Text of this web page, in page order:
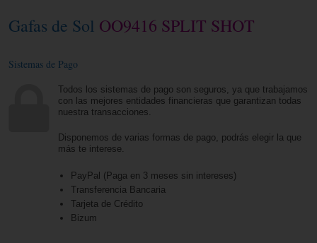
Gafas de Sol OO9416 SPLIT SHOT
Sistemas de Pago
Todos los sistemas de pago son seguros, ya que trabajamos
con las mejores entidades financieras que garantizan todas
nuestra transacciones.
Disponemos de varias formas de pago, podrás elegir la que
más te interese.
PayPal (Paga en 3 meses sin intereses)
Transferencia Bancaria
Tarjeta de Crédito
Bizum